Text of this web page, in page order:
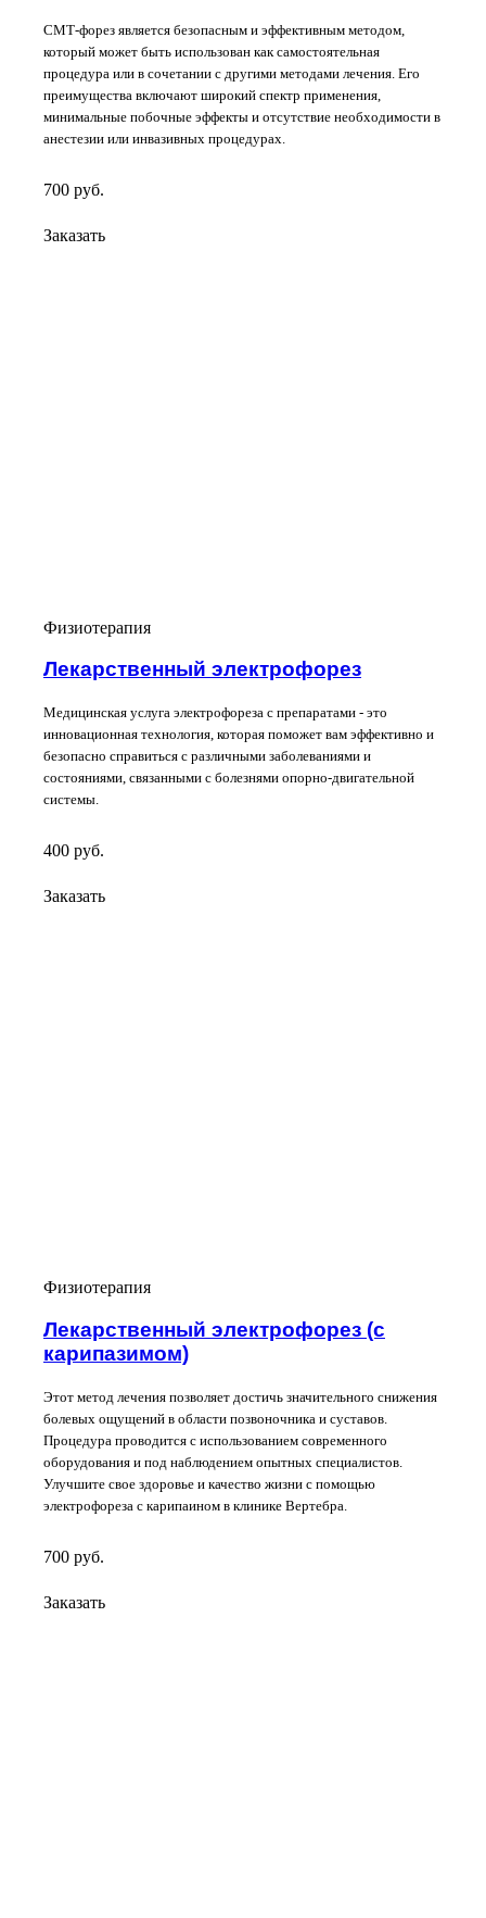
СМТ-форез является безопасным и эффективным методом,
который может быть использован как самостоятельная
процедура или в сочетании с другими методами лечения. Его
преимущества включают широкий спектр применения,
минимальные побочные эффекты и отсутствие необходимости в
анестезии или инвазивных процедурах.
700 руб.
Заказать
Физиотерапия
Лекарственный электрофорез
Медицинская услуга электрофореза с препаратами - это
инновационная технология, которая поможет вам эффективно и
безопасно справиться с различными заболеваниями и
состояниями, связанными с болезнями опорно-двигательной
системы.
400 руб.
Заказать
Физиотерапия
Лекарственный электрофорез (с
карипазимом)
Этот метод лечения позволяет достичь значительного снижения
болевых ощущений в области позвоночника и суставов.
Процедура проводится с использованием современного
оборудования и под наблюдением опытных специалистов.
Улучшите свое здоровье и качество жизни с помощью
электрофореза с карипаином в клинике Вертебра.
700 руб.
Заказать